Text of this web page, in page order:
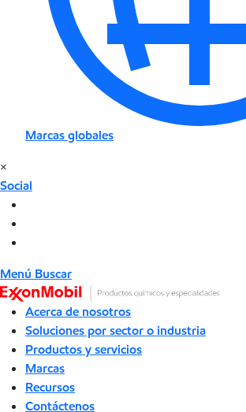
Marcas globales
×
Social
Menú Buscar
Acerca de nosotros
Soluciones por sector o industria
Productos y servicios
Marcas
Recursos
Contáctenos